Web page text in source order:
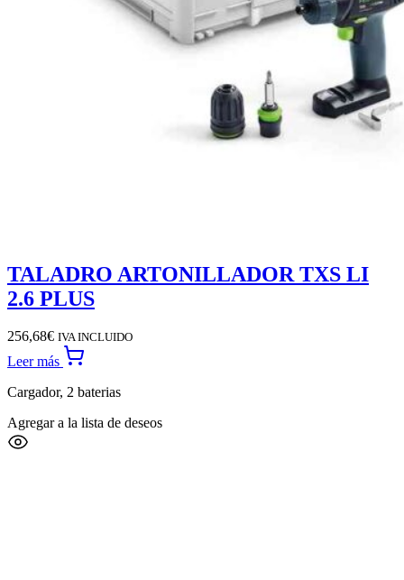
TALADRO ARTONILLADOR TXS LI
2.6 PLUS
256,68€ IVA INCLUIDO
Leer más
Cargador, 2 baterias
Agregar a la lista de deseos